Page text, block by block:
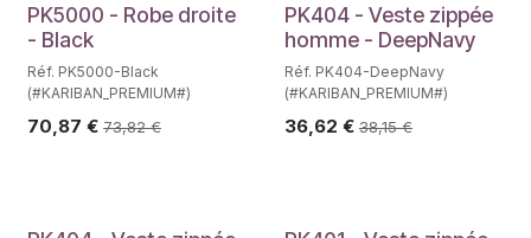
PK5000 - Robe droite
- Black
Réf. PK5000-Black
(#KARIBAN_PREMIUM#)
70,87 € 73,82€
PK404 - Veste zippée
homme - DeepNavy
Réf. PK404-DeepNavy
(#KARIBAN_PREMIUM#)
36,62 € 38,15€